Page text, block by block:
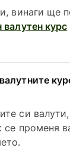
винаги ще
валутен курс
си
се променя